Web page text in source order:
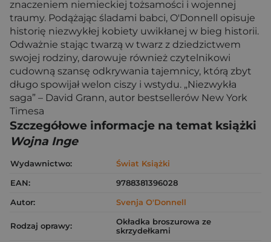
znaczeniem niemieckiej tożsamości i wojennej
traumy. Podążając śladami babci, O'Donnell opisuje
historię niezwykłej kobiety uwikłanej w bieg historii.
Odważnie stając twarzą w twarz z dziedzictwem
swojej rodziny, darowuje również czytelnikowi
cudowną szansę odkrywania tajemnicy, którą zbyt
długo spowijał welon ciszy i wstydu. „Niezwykła
saga” – David Grann, autor bestsellerów New York
Timesa
Szczegółowe informacje na temat książki
Wojna Inge
Wydawnictwo:
Świat Książki
EAN:
9788381396028
Autor:
Svenja O'Donnell
Rodzaj oprawy:
Okładka broszurowa ze
skrzydełkami